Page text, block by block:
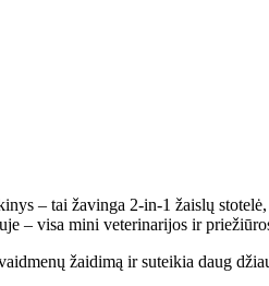
– tai žavinga 2‑in‑1 žaislų
– visa mini veterinarijos ir
žaidimą ir suteikia daug